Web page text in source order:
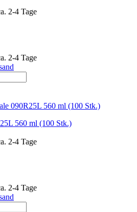
2-4 Tage
2-4 Tage
560 ml (100 Stk.)
2-4 Tage
2-4 Tage